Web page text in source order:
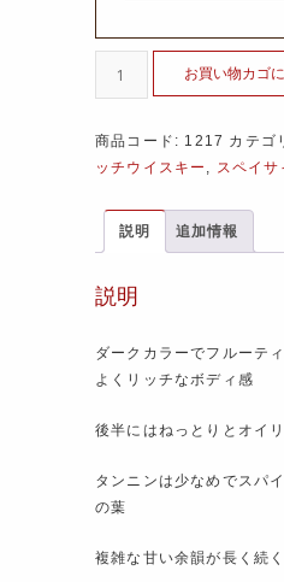
お買い物カゴ
商品コード: 1217 カテゴ
ッチウイスキー , スペイサ
説明 追加情報
説明
ダークカラーでフルーテ
よくリッチなボディ感
後半にはねっとりとオイ
タンニンは少なめでスパ
の葉
複雑な甘い余韻が長く続く